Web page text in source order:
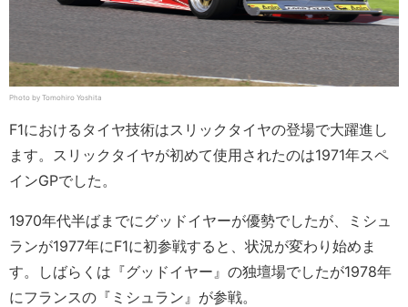
Photo by Tomohiro Yoshita
F1におけるタイヤ技術はスリックタイヤの登場で大躍進し
ます。スリックタイヤが初めて使用されたのは1971年スペ
インGPでした。
1970年代半ばまでにグッドイヤーが優勢でしたが、ミシュ
ランが1977年にF1に初参戦すると、状況が変わり始めま
す。しばらくは『グッドイヤー』の独壇場でしたが1978年
にフランスの『ミシュラン』が参戦。